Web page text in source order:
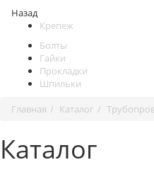
Назад
Крепеж
Болты
Гайки
Прокладки
Шпильки
Главная
Каталог
Каталог